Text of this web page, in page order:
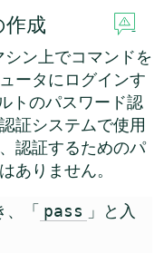
成
ン上でコマンドを
ータにログインす
トのパスワード認
証システムで使用
認証するためのパ
ありません。
、「 pass 」と入